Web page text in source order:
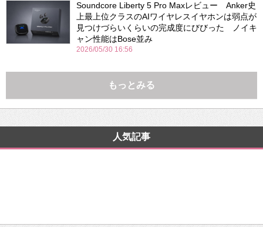
Soundcore Liberty 5 Pro Maxレビュー Anker史
上最上位クラスのAIワイヤレスイヤホンは弱点が
見つけづらいくらいの完成度にびびった ノイキ
ャン性能はBose並み
2026/05/30 16:56
もっとみる
人気記事